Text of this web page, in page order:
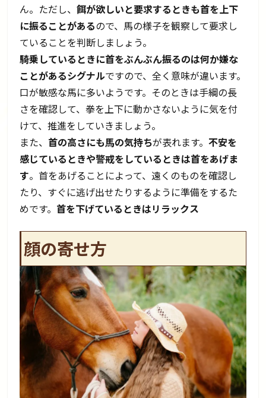
ん。ただし、餌が欲しいと要求するときも首を上下
に振ることがあるので、馬の様子を観察して要求し
ていることを判断しましょう。
騎乗しているときに首をぶんぶん振るのは何か嫌な
ことがあるシグナルですので、全く意味が違います。
口が敏感な馬に多いようです。そのときは手綱の長
さを確認して、拳を上下に動かさないように気を付
けて、推進をしていきましょう。
また、 首の高さにも馬の気持ちが表れます。不安を
感じているときや警戒をしているときは首をあげま
す。首をあげることによって、遠くのものを確認し
たり、すぐに逃げ出せたりするように準備をするた
めです。 首を下げているときはリラックス
顔の寄せ方